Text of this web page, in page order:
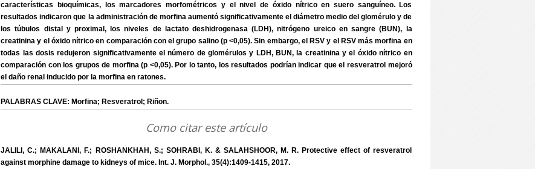
características bioquímicas, los marcadores morfométricos y el nivel de óxido nítrico en suero sanguíneo. Los
resultados indicaron que la administración de morfina aumentó significativamente el diámetro medio del glomérulo y de
los túbulos distal y proximal, los niveles de lactato deshidrogenasa (LDH), nitrógeno ureico en sangre (BUN), la
creatinina y el óxido nítrico en comparación con el grupo salino (p <0,05). Sin embargo, el RSV y el RSV más morfina en
todas las dosis redujeron significativamente el número de glomérulos y LDH, BUN, la creatinina y el óxido nítrico en
comparación con los grupos de morfina (p <0,05). Por lo tanto, los resultados podrían indicar que el resveratrol mejoró
el daño renal inducido por la morfina en ratones.
PALABRAS CLAVE: Morfina; Resveratrol; Riñon.
Como citar este artículo
JALILI, C.; MAKALANI, F.; ROSHANKHAH, S.; SOHRABI, K. & SALAHSHOOR, M. R. Protective effect of resveratrol
against morphine damage to kidneys of mice. Int. J. Morphol., 35(4):1409-1415, 2017.